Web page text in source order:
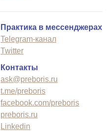
Практика в мессенджерах
Telegram-канал
Twitter
Контакты
ask@preboris.ru
t.me/preboris
facebook.com/preboris
preboris.ru
Linkedin